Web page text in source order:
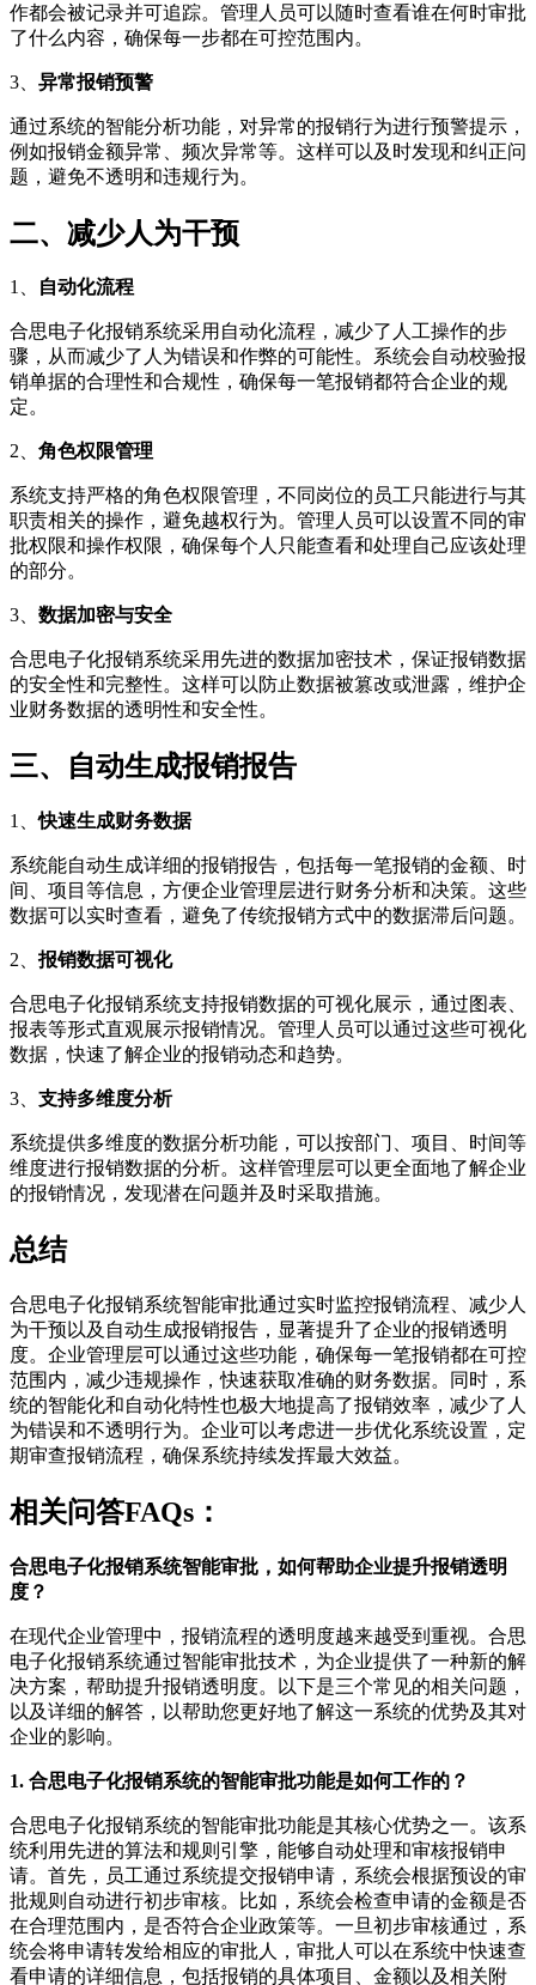
作都会被记录并可追踪。管理人员可以随时查看谁在何时审批
了什么内容，确保每一步都在可控范围内。
3、 异常报销预警
通过系统的智能分析功能，对异常的报销行为进行预警提示，
例如报销金额异常、频次异常等。这样可以及时发现和纠正问
题，避免不透明和违规行为。
二、减少人为干预
1、 自动化流程
合思电子化报销系统采用自动化流程，减少了人工操作的步
骤，从而减少了人为错误和作弊的可能性。系统会自动校验报
销单据的合理性和合规性，确保每一笔报销都符合企业的规
定。
2、 角色权限管理
系统支持严格的角色权限管理，不同岗位的员工只能进行与其
职责相关的操作，避免越权行为。管理人员可以设置不同的审
批权限和操作权限，确保每个人只能查看和处理自己应该处理
的部分。
3、 数据加密与安全
合思电子化报销系统采用先进的数据加密技术，保证报销数据
的安全性和完整性。这样可以防止数据被篡改或泄露，维护企
业财务数据的透明性和安全性。
三、自动生成报销报告
1、快速生成财务数据
系统能自动生成详细的报销报告，包括每一笔报销的金额、时
间、项目等信息，方便企业管理层进行财务分析和决策。这些
数据可以实时查看，避免了传统报销方式中的数据滞后问题。
2、 报销数据可视化
合思电子化报销系统支持报销数据的可视化展示，通过图表、
报表等形式直观展示报销情况。管理人员可以通过这些可视化
数据，快速了解企业的报销动态和趋势。
3、 支持多维度分析
系统提供多维度的数据分析功能，可以按部门、项目、时间等
维度进行报销数据的分析。这样管理层可以更全面地了解企业
的报销情况，发现潜在问题并及时采取措施。
总结
合思电子化报销系统智能审批通过实时监控报销流程、减少人
为干预以及自动生成报销报告，显著提升了企业的报销透明
度。企业管理层可以通过这些功能，确保每一笔报销都在可控
范围内，减少违规操作，快速获取准确的财务数据。同时，系
统的智能化和自动化特性也极大地提高了报销效率，减少了人
为错误和不透明行为。企业可以考虑进一步优化系统设置，定
期审查报销流程，确保系统持续发挥最大效益。
相关问答FAQs：
合思电子化报销系统智能审批，如何帮助企业提升报销透明
度？
在现代企业管理中，报销流程的透明度越来越受到重视。合思
电子化报销系统通过智能审批技术，为企业提供了一种新的解
决方案，帮助提升报销透明度。以下是三个常见的相关问题，
以及详细的解答，以帮助您更好地了解这一系统的优势及其对
企业的影响。
1. 合思电子化报销系统的智能审批功能是如何工作的？
合思电子化报销系统的智能审批功能是其核心优势之一。该系
统利用先进的算法和规则引擎，能够自动处理和审核报销申
请。首先，员工通过系统提交报销申请，系统会根据预设的审
批规则自动进行初步审核。比如，系统会检查申请的金额是否
在合理范围内，是否符合企业政策等。一旦初步审核通过，系
统会将申请转发给相应的审批人，审批人可以在系统中快速查
看申请的详细信息，包括报销的具体项目、金额以及相关附